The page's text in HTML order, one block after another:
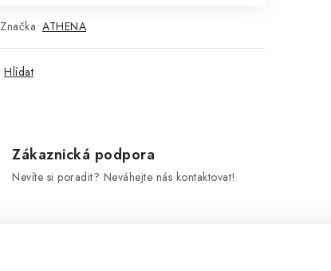
Značka: ATHENA
Hlídat
Zákaznická podpora
Nevíte si poradit? Neváhejte nás kontaktovat!